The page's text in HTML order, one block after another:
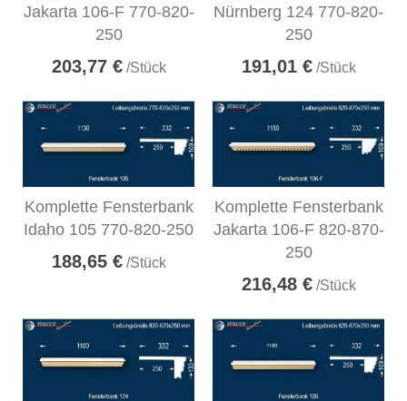
Jakarta 106-F 770-820-
250
203,77 €/Stück
Nürnberg 124 770-820-
250
191,01 €/Stück
Komplette Fensterbank
Idaho 105 770-820-250
188,65 €/Stück
Komplette Fensterbank
Jakarta 106-F 820-870-
250
216,48 €/Stück